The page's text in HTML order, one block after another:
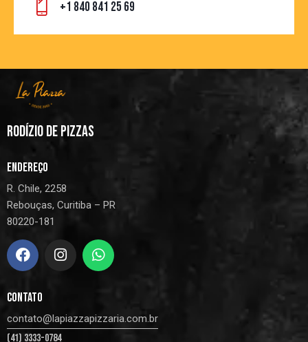
+1 840 841 25 69
RODÍZIO DE PIZZAS
ENDEREÇO
R. Chile, 2258
Rebouças, Curitiba – PR
80220-181
CONTATO
contato@lapiazzapizzaria.com.br
(41) 3333-0784